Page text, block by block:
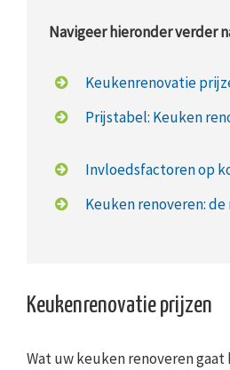
Navigeer hieronder verder
Keukenrenovatie
Prijstabel: Keuken
Invloedsfactoren op
Keuken renoveren:
Keukenrenovatie prijzen
Wat uw keuken renoveren